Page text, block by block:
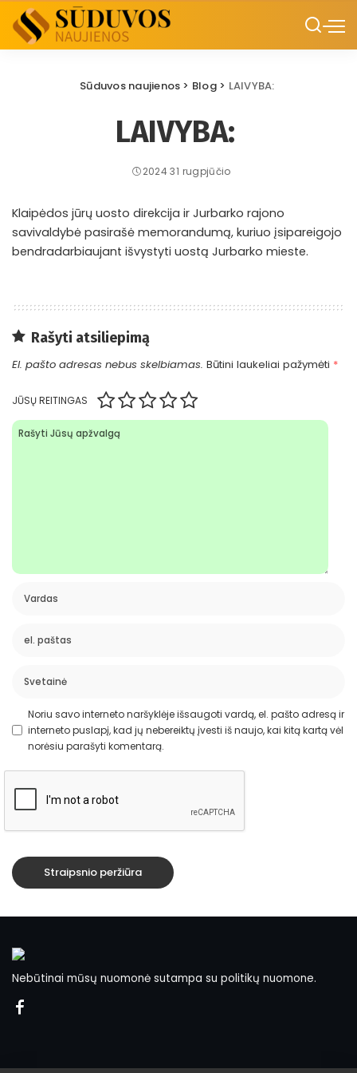
Sūduvos naujienos > Blog> LAIVYBA:
LAIVYBA:
2024 31 rugpjūčio
Klaipėdos jūrų uosto direkcija ir Jurbarko rajono
savivaldybė pasirašė memorandumą, kuriuo įsipareigojo
bendradarbiaujant išvystyti uostą Jurbarko mieste.
Rašyti atsiliepimą
El. pašto adresas nebus skelbiamas. Būtini laukeliai pažymėti *
JŪSŲ REITINGAS
Noriu savo interneto naršyklėje išsaugoti vardą, el. pašto adresą ir
interneto puslapį, kad jų nebereiktų įvesti iš naujo, kai kitą kartą vėl
norėsiu parašyti komentarą.
Nebūtinai mūsų nuomonė sutampa su politikų nuomone.